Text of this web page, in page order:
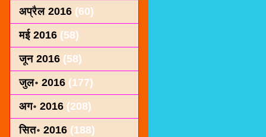
अप्रैल 2016 (60)
मई 2016 (58)
जून 2016 (58)
जुल॰ 2016 (177)
अग॰ 2016 (208)
सित॰ 2016 (188)